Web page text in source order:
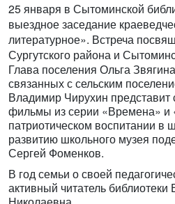
25 января в Сытоминской
выездное заседание
литературное». Встреча
Сургутского района и
Глава поселения Ольга
связанных с сельским
Владимир Чирухин
фильмы из серии «Времена»
патриотическом воспитании в
развитию школьного музея
Сергей Фоменков.
В год семьи о своей
активный читатель